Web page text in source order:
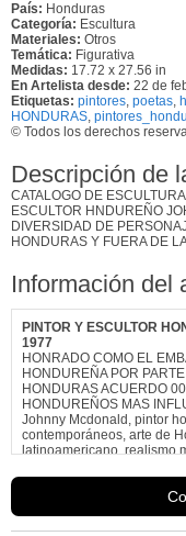
País: Honduras
Categoría: Escultura
Materiales: Otros
Temática: Figurativa
Medidas: 17.72 x 27.56 in
En Artelista desde: 22 de
Etiquetas: pintores, poetas,
HONDURAS,
© Todos los derechos
Descripción de
CATALOGO DE
ESCULTOR HNDUREÑO
DIVERSIDAD DE
HONDURAS Y FUERA DE
Información del
PINTOR Y ESCULTOR
1977
HONRADO COMO EL
HONDUREÑA POR
HONDURAS ACUERDO
HONDUREÑOS MAS
Johnny Mcdonald, pintor
contemporáneos, arte de
latinoamericano, realismo
HONDUREÑOS